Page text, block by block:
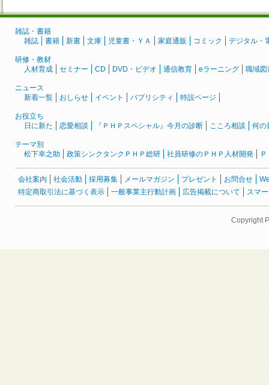
雑誌・書籍
雑誌
書籍 新書 文庫 児童書・ＹＡ 家庭通販 コミック デジタル・
研修・教材
人材育成
セミナー CD DVD・ビデオ 通信教育 eラーニング 職域図
ニュース
新着一覧
おしらせ イベント パブリシティ 特設ページ
お役立ち
日に新た
恋愛相談 『ＰＨＰスペシャル』今月の診断 こころ相談 何の
テーマ別
松下幸之助
政策シンクタンクＰＨＰ総研 社員研修のＰＨＰ人材開発
会社案内 社会活動 採用募集 メールマガジン プレゼント お問合せ
特定商取引法に基づく表示
一般事業主行動計画 広告掲載について スマ
Copyright